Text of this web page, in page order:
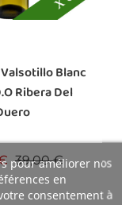
pour améliorer nos
en
consentement à
Blanc
Ribera Del
Prix de base
39,00 €Prix